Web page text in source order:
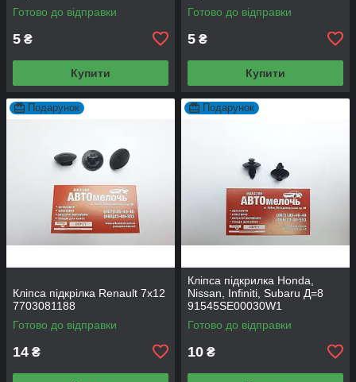
Готово до відправки
5 ₴
Купити
Готово до відправки
5 ₴
Купити
Подарунок
Кліпса підкрілка Renault 7х12
7703081188
Готово до відправки
14 ₴
Подарунок
Кліпса підкрилка Honda,
Nissan, Infiniti, Subaru Д=8
91545SE00030W1
Готово до відправки
10 ₴